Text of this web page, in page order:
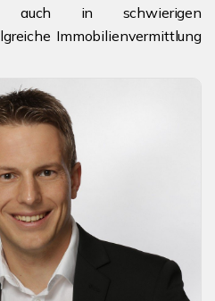
auch in schwierigen
Immobilienvermittlung